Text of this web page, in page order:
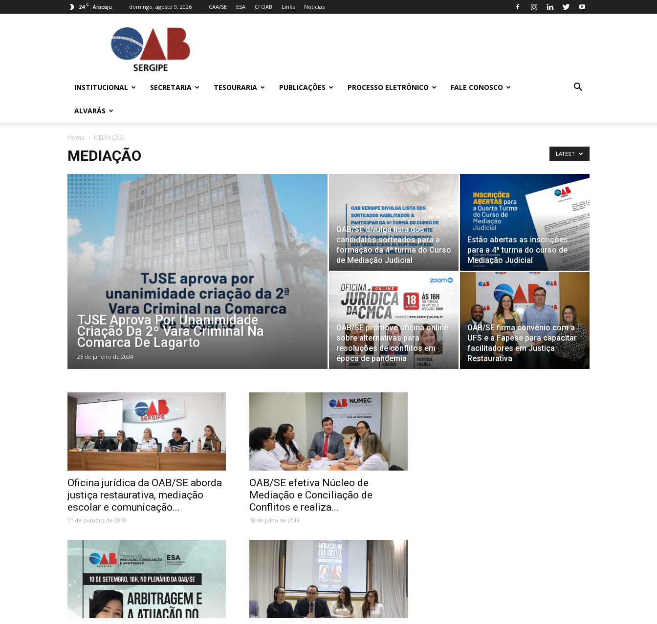
24 C Aracaju domingo, agosto 9, 2026 CAA/SE ESA CFOAB Links Notícias
OAB/SE
Ordem
do
INSTITUCIONAL SECRETARIA TESOURARIA PUBLICAÇÕES PROCESSO ELETRÔNICO FALE CONOSCO
ALVARÁS
Home MEDIAÇÃO
MEDIAÇÃO LATEST
TJSE Aprova Por Unanimidade
Criação Da 2º Vara Criminal Na
Comarca De Lagarto
25 de janeiro de 2024
OAB/SE divulga lista dos
candidatos sorteados para a
formação da 4ª turma do Curso
de Mediação Judicial
Estão abertas as inscrições
para a 4ª turma do curso de
Mediação Judicial
OAB/SE promove oficina online
sobre alternativas para
resoluções de conflitos em
época de pandemia
OAB/SE firma convênio com a
UFS e a Fapese para capacitar
facilitadores em Justiça
Restaurativa
Oficina jurídica da OAB/SE aborda
justiça restaurativa, mediação
escolar e comunicação...
11 de outubro de 2019
OAB/SE efetiva Núcleo de
Mediação e Conciliação de
Conflitos e realiza...
18 de julho de 2019